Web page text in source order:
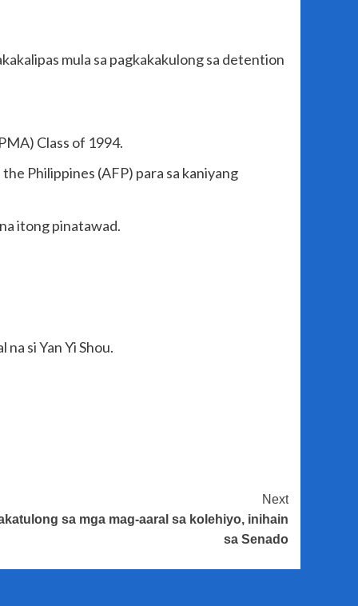
mula sa pagkakakulong sa detention
Class of 1994.
Philippines (AFP) para sa kaniyang
itong pinatawad.
si Yan Yi Shou.
Next
sa mga mag-aaral sa kolehiyo, inihain
sa Senado